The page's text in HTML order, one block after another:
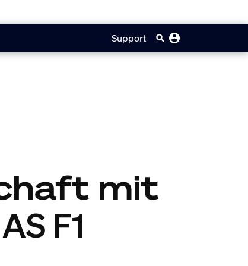
Support
mit
F1